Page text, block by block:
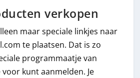
verkopen
maar speciale linkjes naar
te plaatsen. Dat is zo
programmaatje van
kunt aanmelden. Je